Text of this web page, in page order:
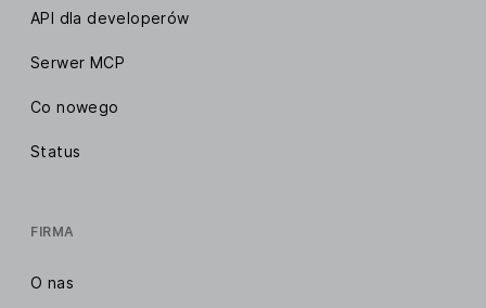
API dla developerów
Serwer MCP
Co nowego
Status
FIRMA
O nas